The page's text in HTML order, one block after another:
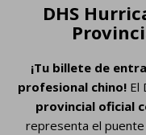
DHS
¡Tu billete de
profesional chino!El
provincial oficial
representa el